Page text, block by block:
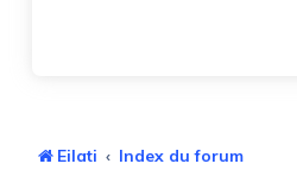
Eilati Index du forum